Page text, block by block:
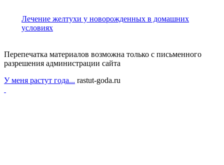
Лечение желтухи у новорожденных в домашних
условиях
Перепечатка материалов возможна только с письменного
разрешения администрации сайта
У меня растут года... rastut-goda.ru